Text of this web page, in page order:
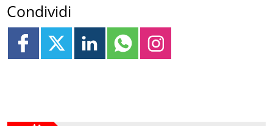
Condividi